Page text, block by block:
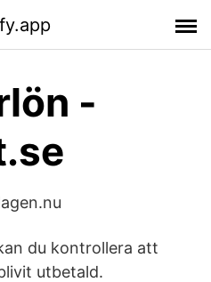
-
du kontrollera att
utbetald.